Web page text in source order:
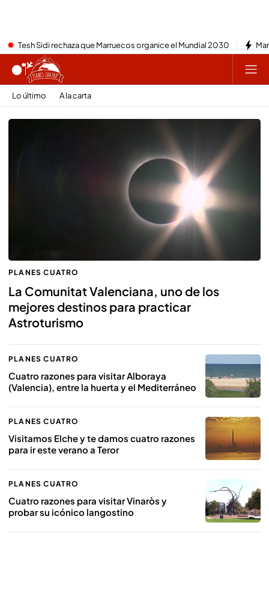
Tesh Sidi rechaza que Marruecos organice el Mundial 2030
Lo último A la carta
PLANES CUATRO
La Comunitat Valenciana, uno de los
mejores destinos para practicar
Astroturismo
PLANES CUATRO
Cuatro razones para visitar Alboraya
(Valencia), entre la huerta y el Mediterráneo
PLANES CUATRO
Visitamos Elche y te damos cuatro razones
para ir este verano a Teror
PLANES CUATRO
Cuatro razones para visitar Vinaròs y
probar su icónico langostino